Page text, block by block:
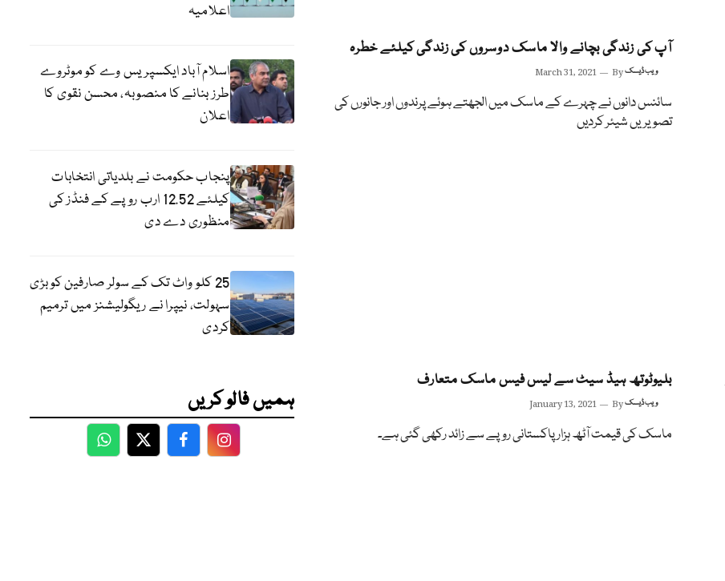
آپ کی زندگی بچانے والا ماسک دوسروں کی زندگی کیلئے خطرہ
March 31, 2021 Byویب ڈیسک
سائنس دانوں نے چہرے کے ماسک میں الجھتے ہوئے پرندوں اور جانورں کی
تصویریں شیئر کردیں
بلیوٹوتھ ہیڈ سیٹ سے لیس فیس ماسک متعارف
January 13, 2021 Byویب ڈیسک
ماسک کی قیمت آٹھ ہزار پاکستانی روپے سے زائد رکھی گئی ہے۔
اعلامیہ
اسلام آباد ایکسپریس وے کو موٹروے
طرز بنانے کا منصوبہ، محسن نقوی کا
اعلان
پنجاب حکومت نے بلدیاتی انتخابات
کیلئے 12.52 ارب روپے کے فنڈز کی
منظوری دے دی
25 کلو واٹ تک کے سولر صارفین کو بڑی
سہولت، نیپرا نے ریگولیشنز میں ترمیم
کردی
ہمیں فالو کریں
WhatsApp
TwitterFacebookFacebook